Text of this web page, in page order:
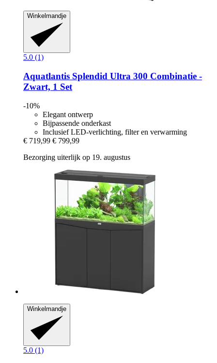
Winkelmandje
5.0 (1)
Aquatlantis Splendid Ultra 300 Combinatie -​
Zwart, 1 Set
-10%
Elegant ontwerp
Bijpassende onderkast
Inclusief LED-verlichting, filter en verwarming
€ 719,99 € 799,99
Bezorging uiterlijk op 19. augustus
Winkelmandje
5.0 (1)